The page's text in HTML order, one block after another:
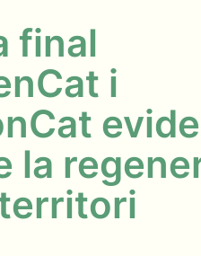
final
i
la